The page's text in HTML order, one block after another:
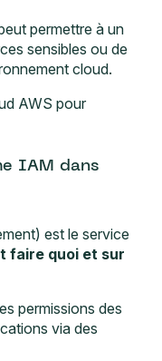
permettre à un
sensibles ou de
cloud.
AWS pour
IAM dans
est le service
faire quoi et sur
permissions des
via des